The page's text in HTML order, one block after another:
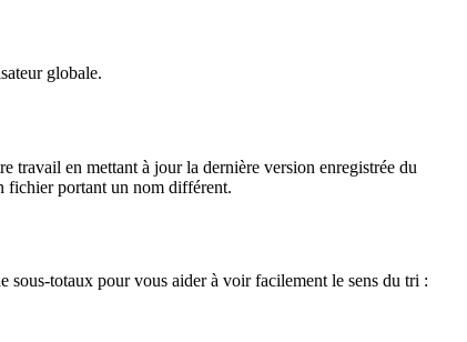
globale.
travail en mettant à jour la dernière version enregistrée du
fichier portant un nom différent.
sous-totaux pour vous aider à voir facilement le sens du tri :